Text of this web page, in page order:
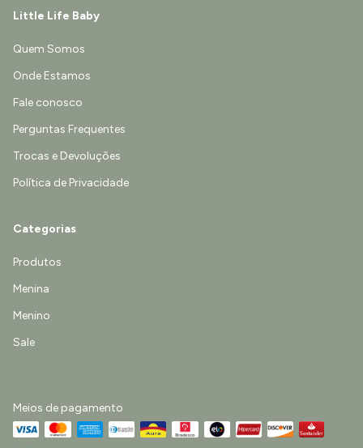
Little Life Baby
Quem Somos
Onde Estamos
Fale conosco
Perguntas Frequentes
Trocas e Devoluções
Política de Privacidade
Categorias
Produtos
Menina
Menino
Sale
Meios de pagamento